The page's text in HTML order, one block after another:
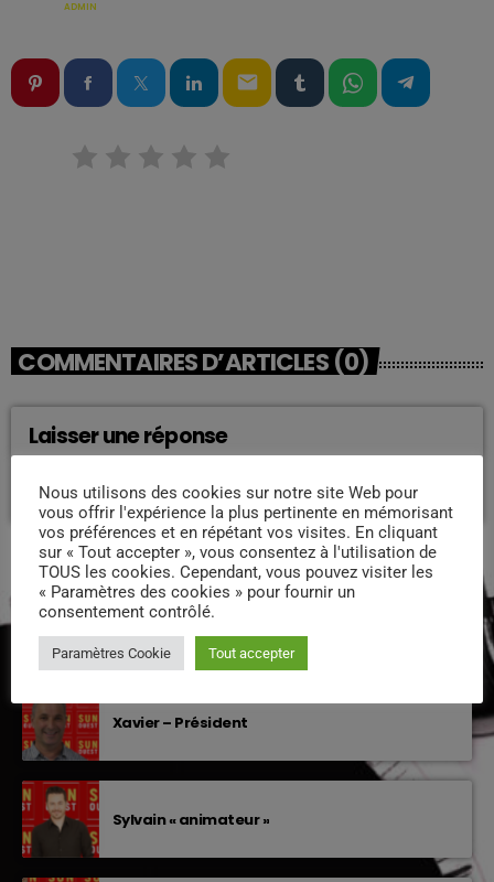
ADMIN
email
COMMENTAIRES D’ARTICLES (0)
Laisser une réponse
Connectez-vous maintenant
PODCASTS
EQUIPE DE SUNOUEST
Xavier – Président
Sylvain « animateur »
Nous utilisons des cookies sur notre site Web pour
vous offrir l'expérience la plus pertinente en mémorisant
vos préférences et en répétant vos visites. En cliquant
sur « Tout accepter », vous consentez à l'utilisation de
TOUS les cookies. Cependant, vous pouvez visiter les
« Paramètres des cookies » pour fournir un
consentement contrôlé.
Paramètres Cookie Tout accepter